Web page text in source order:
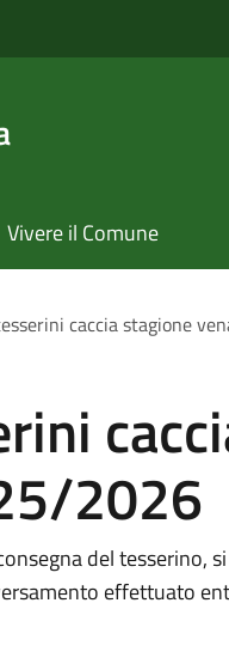
Vivere il Comune
caccia stagione
2026
del tesserino,
effettuato